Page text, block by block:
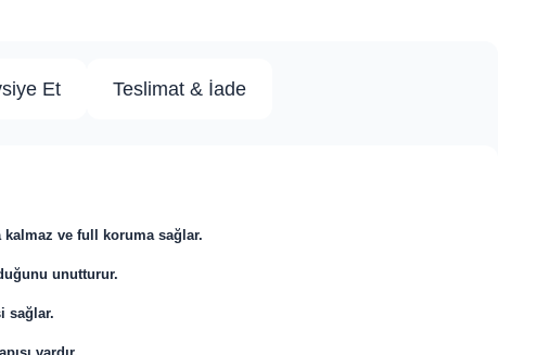
Et Teslimat & İade
kalmaz ve full koruma sağlar.
unutturur.
sağlar.